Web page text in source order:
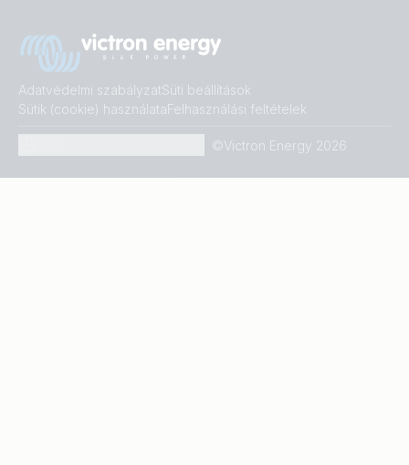
Adatvédelmi szabályzatSüti beállítások
Sütik (cookie) használataFelhasználási feltételek
©Victron Energy 2026